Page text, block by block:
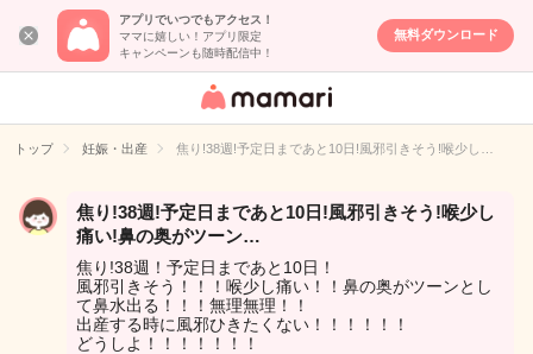
アプリでいつでもアクセス！
ママに嬉しい！アプリ限定
キャンペーンも随時配信中！
無料ダウンロード
女性専用匿名QA
イト
トップ 妊娠・出産 焦り!38週!予定日まであと10日!風邪引きそう!喉少し…
焦り!38週!予定日まであと10日!風邪引きそう!喉少し
痛い!鼻の奥がツーン…
焦り!38週！予定日まであと10日！
風邪引きそう！！！喉少し痛い！！鼻の奥がツーンとし
て鼻水出る！！！無理無理！！
出産する時に風邪ひきたくない！！！！！！
どうしよ！！！！！！！